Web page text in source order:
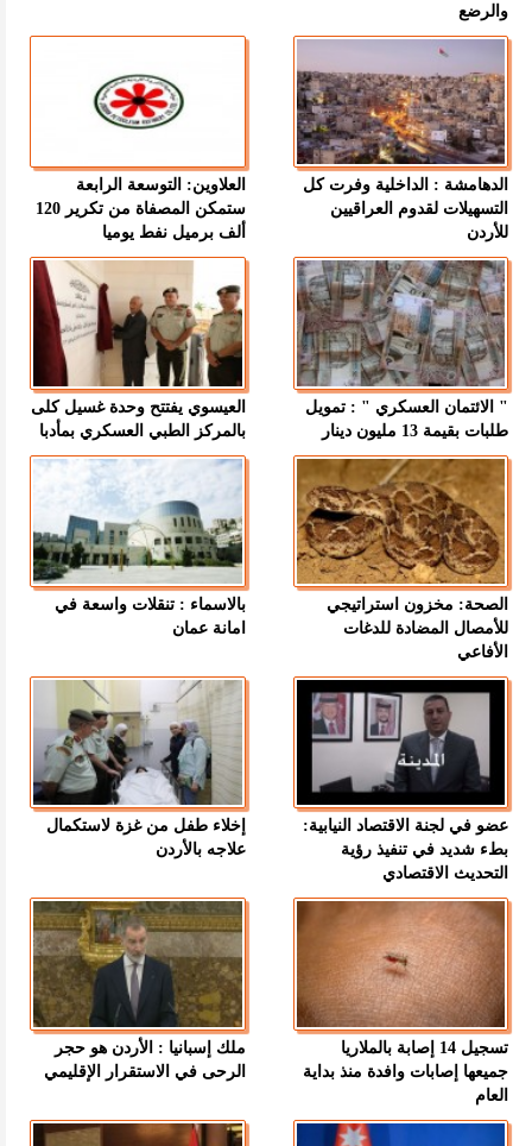
والرضع
الدهامشة : الداخلية وفرت كل
التسهيلات لقدوم العراقيين
للأردن
العلاوين: التوسعة الرابعة
ستمكن المصفاة من تكرير 120
ألف برميل نفط يوميا
" الائتمان العسكري " : تمويل
طلبات بقيمة 13 مليون دينار
العيسوي يفتتح وحدة غسيل كلى
بالمركز الطبي العسكري بمأدبا
الصحة: مخزون استراتيجي
للأمصال المضادة للدغات
الأفاعي
بالاسماء : تنقلات واسعة في
امانة عمان
عضو في لجنة الاقتصاد النيابية:
بطء شديد في تنفيذ رؤية
التحديث الاقتصادي
إخلاء طفل من غزة لاستكمال
علاجه بالأردن
تسجيل 14 إصابة بالملاريا
جميعها إصابات وافدة منذ بداية
العام
ملك إسبانيا : الأردن هو حجر
الرحى في الاستقرار الإقليمي